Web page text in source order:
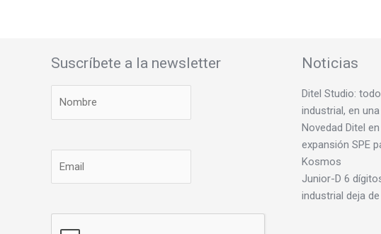
Suscríbete a la newsletter Noticias
Ditel Studio:
industrial, en
Novedad Ditel
expansión SPE
Kosmos
Junior-D 6
industrial deja